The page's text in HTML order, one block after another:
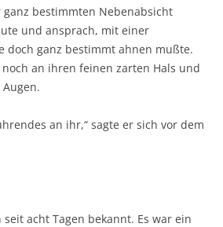
bestimmten Nebenabsicht
und ansprach, mit einer
doch ganz bestimmt ahnen mußte.
an ihren feinen zarten Hals und
an ihr,“ sagte er sich vor dem
acht Tagen bekannt. Es war ein